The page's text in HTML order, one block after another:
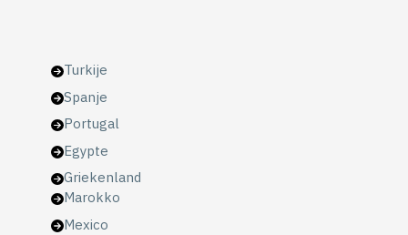
Turkije
Spanje
Portugal
Egypte
Griekenland
Marokko
Mexico